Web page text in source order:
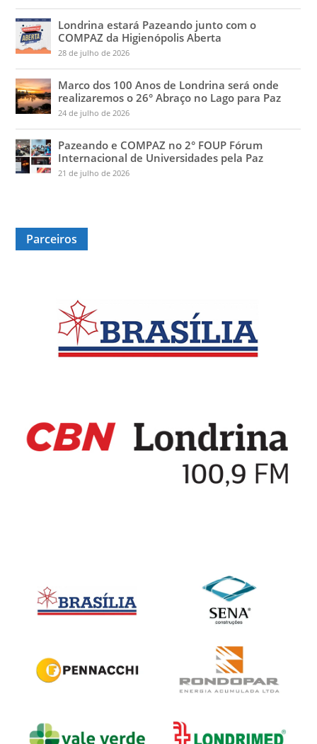
Londrina estará Pazeando junto com o
COMPAZ da Higienópolis Aberta
28 de julho de 2026
Marco dos 100 Anos de Londrina será onde
realizaremos o 26° Abraço no Lago para Paz
24 de julho de 2026
Pazeando e COMPAZ no 2° FOUP Fórum
Internacional de Universidades pela Paz
21 de julho de 2026
Parceiros